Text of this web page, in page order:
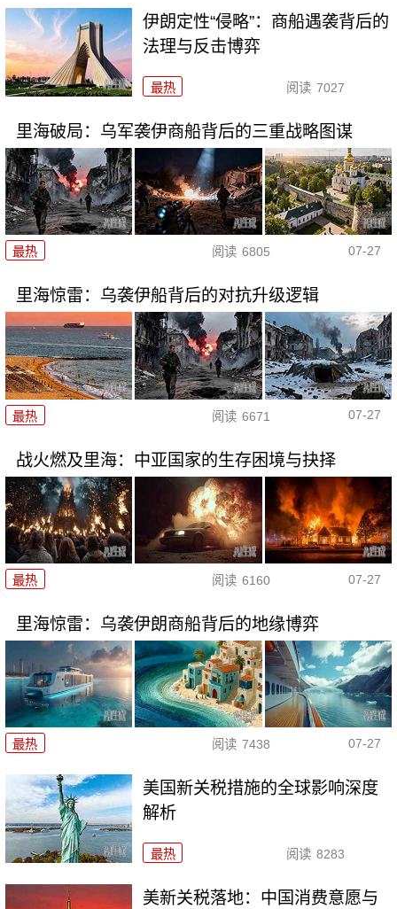
伊朗定性“侵略”：商船遇袭背后的
法理与反击博弈
最热 阅读 7027
里海破局：乌军袭伊商船背后的三重战略图谋
最热 阅读 6805 07-27
里海惊雷：乌袭伊船背后的对抗升级逻辑
最热 阅读 6671 07-27
战火燃及里海：中亚国家的生存困境与抉择
最热 阅读 6160 07-27
里海惊雷：乌袭伊朗商船背后的地缘博弈
最热 阅读 7438 07-27
美国新关税措施的全球影响深度
解析
最热 阅读 8283
美新关税落地：中国消费意愿与